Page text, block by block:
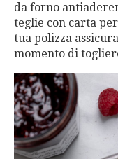
da forno
teglie con carta
tua polizza
momento di